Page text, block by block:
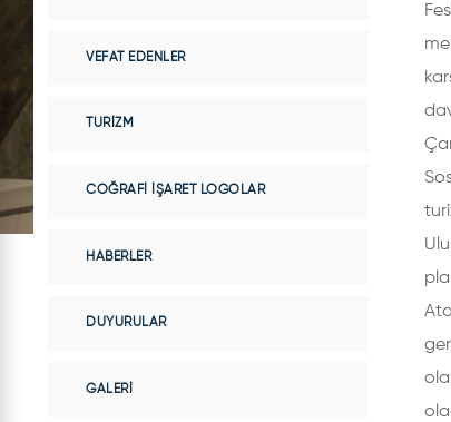
VEFAT EDENLER
TURIZM
COĞRAFI İŞARET LOGOLAR
HABERLER
DUYURULAR
GALERI